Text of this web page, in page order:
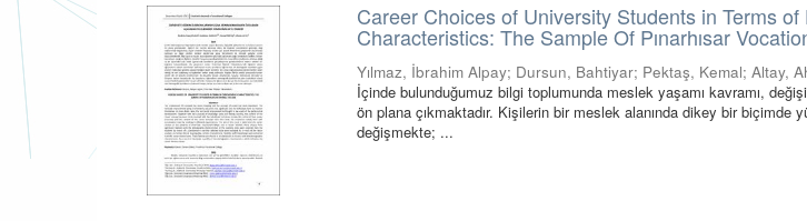
Career Choices of University Students in Terms
Characteristics: The Sample Of Pınarhısar
Yılmaz, İbrahim Alpay; Dursun, Bahtiyar; Pektaş, Kemal;Altay,
İçinde bulunduğumuz bilgi toplumunda meslek yaşamı kavramı,
ön plana çıkmaktadır. Kişilerin bir meslek alanında dikey bir biçimde
değişmekte; ...